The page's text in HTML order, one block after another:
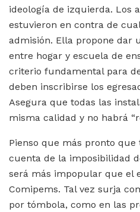
ideología de izquierda. Los
estuvieron en contra de
admisión. Ella propone dar
entre hogar y escuela de
criterio fundamental para
deben inscribirse los
Asegura que todas las
misma calidad y no habrá
Pienso que más pronto que
cuenta de la imposibilidad
será más impopular que el
Comipems. Tal vez surja
por tómbola, como en las